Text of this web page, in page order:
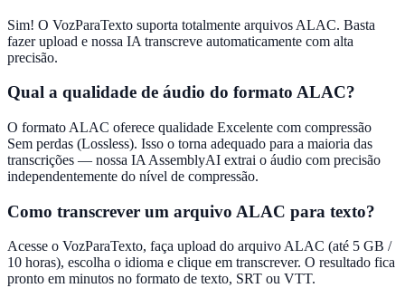
Sim! O VozParaTexto suporta totalmente arquivos ALAC. Basta
fazer upload e nossa IA transcreve automaticamente com alta
precisão.
Qual a qualidade de áudio do formato ALAC?
O formato ALAC oferece qualidade Excelente com compressão
Sem perdas (Lossless). Isso o torna adequado para a maioria das
transcrições — nossa IA AssemblyAI extrai o áudio com precisão
independentemente do nível de compressão.
Como transcrever um arquivo ALAC para texto?
Acesse o VozParaTexto, faça upload do arquivo ALAC (até 5 GB /
10 horas), escolha o idioma e clique em transcrever. O resultado fica
pronto em minutos no formato de texto, SRT ou VTT.